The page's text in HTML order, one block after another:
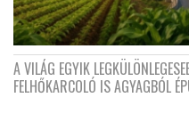
A VILÁG EGYIK
FELHŐKARCOLÓ IS AGYAGBÓL